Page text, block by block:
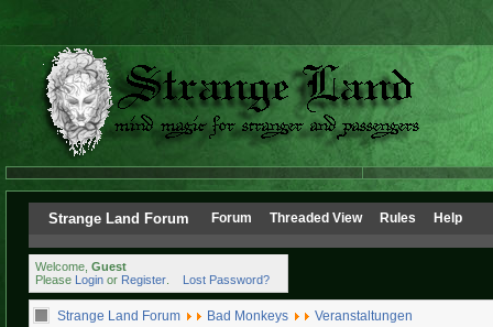
Strange Land Forum Forum Threaded View Rules Help
Welcome, Guest
Please Login or Register Lost Password?
Strange Land Forum Bad Monkeys
Veranstaltungen